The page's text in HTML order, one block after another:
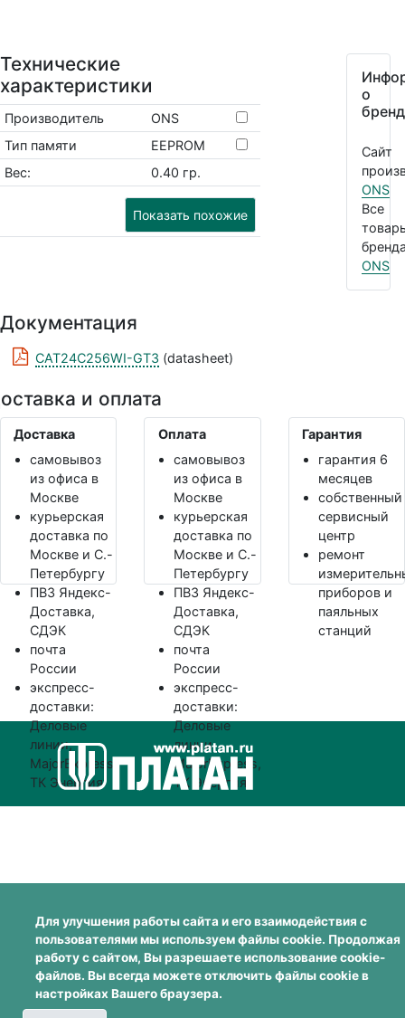
Технические
характеристики
Производитель
ONS
Тип памяти
EEPROM
Вес:
0.40 гр.
Показать похожие
о
Сайт
ONS
Все
ONS
Документация
CAT24C256WI-GT3 (datasheet)
и оплата
Доставка
самовывоз
из офиса в
Москве
курьерская
доставка по
Москве и С.-
Петербургу
ПВЗ Яндекс-
Доставка,
СДЭК
почта
России
экспресс-
доставки:
Деловые
линии,
MajorExpress,
ТК Энергия
Оплата
самовывоз
из офиса в
Москве
курьерская
доставка по
Москве и С.-
Петербургу
ПВЗ Яндекс-
Доставка,
СДЭК
почта
России
экспресс-
доставки:
Деловые
линии,
MajorExpress,
ТК Энергия
Гарантия
гарантия 6
месяцев
собственный
сервисный
центр
ремонт
приборов и
паяльных
станций
Для улучшения работы сайта и его взаимодействия с
пользователями мы используем файлы cookie. Продолжая
работу с сайтом, Вы разрешаете использование cookie-
файлов. Вы всегда можете отключить файлы cookie в
настройках Вашего браузера.